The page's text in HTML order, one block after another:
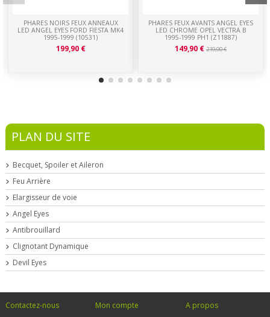
PHARES NOIRS FEUX ANNEAUX
LED ANGEL EYES FORD FIESTA MK4
1995-1999 (10531)
199,90 €
PHARES FEUX AVANTS ANGEL EYES
LED CHROME OPEL VECTRA B
1995-1999 PH1 (Z11887)
149,90 € 219,90 €
PLAN DU SITE
Becquet, Spoiler et Aileron
Feu Arrière
Elargisseur de voie
Angel Eyes
Antibrouillard
Clignotant Dynamique
Devil Eyes
Contactez-nous Mon compte A propos